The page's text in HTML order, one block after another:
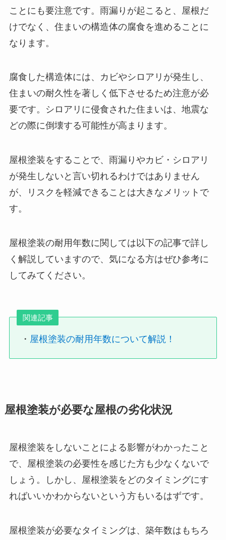
ことにも要注意です。雨漏りが起こると、屋根だ
けでなく、住まいの構造体の腐食を進めることに
なります。
腐食した構造体には、カビやシロアリが発生し、
住まいの耐久性を著しく低下させるため注意が必
要です。シロアリに侵食された住まいは、地震な
どの際に倒壊する可能性が高まります。
屋根塗装をすることで、雨漏りやカビ・シロアリ
が発生しないと言い切れるわけではありません
が、リスクを軽減できることは大きなメリットで
す。
屋根塗装の耐用年数に関しては以下の記事で詳し
く解説していますので、気になる方はぜひ参考に
してみてください。
関連記事
・ 屋根塗装の耐用年数について解説！
屋根塗装が必要な屋根の劣化状況
屋根塗装をしないことによる影響がわかったこと
で、屋根塗装の必要性を感じた方も少なくないで
しょう。しかし、屋根塗装をどのタイミングにす
ればいいかわからないという方もいるはずです。
屋根塗装が必要なタイミングは、築年数はもちろ